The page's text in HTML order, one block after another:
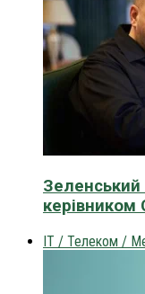
керівником
IT / Телеком /